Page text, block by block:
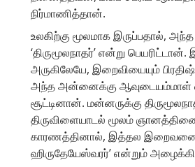
நிர்மாணித்தான்.
உலகிற்கு மூலமாக இருப்பதால்,
‘திருமூலநாதர்’ என்று
அருகிலேயே, இறைவியையும்
அந்த அன்னைக்கு ஆவுடையம்மாள்
சூட்டினான். மன்னருக்கு
திருவிளையாடல் மூலம்
காரணத்தினால், இத்தல
ஹிருதேயேஸ்வரர்’ என்றும்